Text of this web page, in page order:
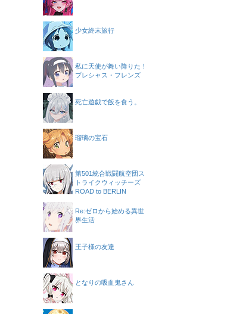
少女終末旅行
私に天使が舞い降りた！
プレシャス・フレンズ
死亡遊戯で飯を食う。
瑠璃の宝石
第501統合戦闘航空団ス
トライクウィッチーズ
ROAD to BERLIN
Re:ゼロから始める異世
界生活
王子様の友達
となりの吸血鬼さん